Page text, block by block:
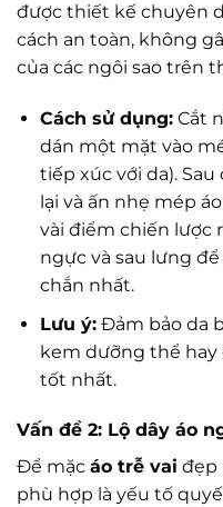
được thiết kế chuyên
cách an toàn, không
của các ngôi sao trên
Cách sử dụng:Cắt
dán một mặt vào
tiếp xúc với da).
lại và ấn nhẹ mép
vài điểm chiến lược
ngực và sau lưng
chắn nhất.
Lưu ý:Đảm bảo da
kem dưỡng thể hay
tốt nhất.
Vấn đề 2: Lộ dây áo
Để mặc áo trễ vai đẹp
phù hợp là yếu tố